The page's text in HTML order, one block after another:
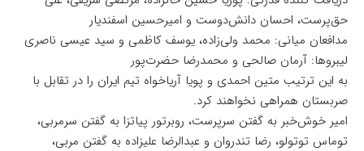
حق‌پرست، احسان دانش‌دوست و امیرحسین اسفندیار
مدافعان میانی: محمد ولی‌زاده‌، یوسف کاظمی و سید عیسی ناصری
لیبروها: آرمان صالحی و محمدرضا حضرت‌پور
به این ترتیب متین احمدی و پویا آریاخواه تیم ایران را در تقابل با
صربستان همراهی نخواهند کرد.
امیر خوش‌خبر به گفتن سرپرست، روبرتور پیاتزا به گفتن سرمربی،
توماس توتولو، رضا تندروان و عبدالرضا علیزاده به گفتن مربی،